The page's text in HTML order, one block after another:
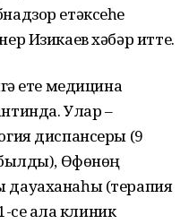
етәксеһе
Изикаев хәбәр итте.
ете медицина
Улар –
диспансеры (9
Өфөнөң
(терапия
се ҡала клиник